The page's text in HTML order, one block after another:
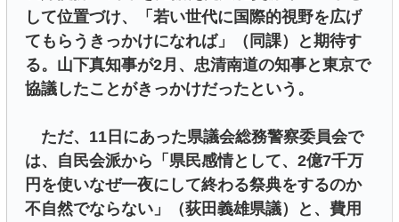
して位置づけ、「若い世代に国際的視野を広げ
てもらうきっかけになれば」（同課）と期待す
る。山下真知事が2月、忠清南道の知事と東京で
協議したことがきっかけだったという。
ただ、11日にあった県議会総務警察委員会で
は、自民会派から「県民感情として、2億7千万
円を使いなぜ一夜にして終わる祭典をするのか
不自然でならない」（荻田義雄県議）と、費用